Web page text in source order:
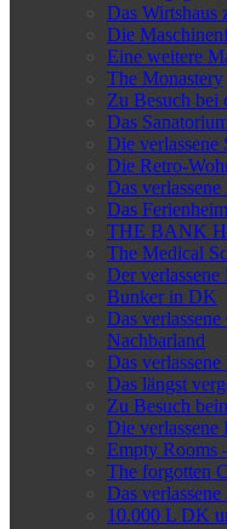
Das Wirtshaus
Die
Eine weitere
The Monastery
Zu Besuch bei
Das
Die verlassene
Die Retro-
Das
Das
THE BANK
The Medical
Der
Bunker in DK
Das
Nachbarland
Das
Das längst
Zu Besuch
Die verlassene
Empty Rooms
The forgotten
Das
10.000 L DK